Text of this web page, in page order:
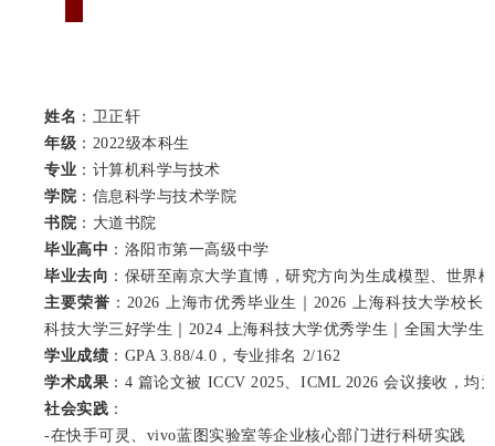
姓名 ：卫正轩
年级 ：2022级本科生
专业 ：计算机科学与技术
学院 ：信息科学与技术学院
书院 ：大道书院
毕业高中 ：洛阳市第一高级中学
毕业去向 ：保研至南京大学直博，研究方向为生成模型、世界
主要荣誉 ：2026 上海市优秀毕业生｜2026 上海科技大学校长
科技大学三好学生｜2024 上海科技大学优秀学生｜全国大学生
学业成绩 ：GPA 3.88/4.0，专业排名 2/162
学术成果 ：4 篇论文被 ICCV 2025、ICML 2026 会议接收，均
社会实践 ：
-在快手可灵、vivo蓝图实验室等企业核心部门进行科研实践